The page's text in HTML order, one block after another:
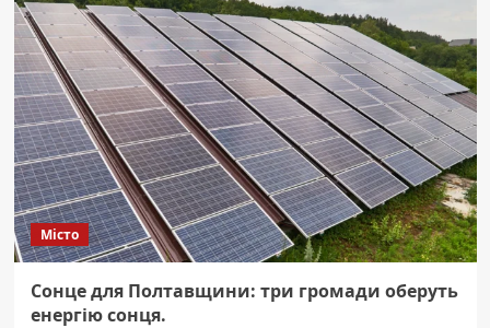
Місто
Сонце для Полтавщини: три громади оберуть
енергію сонця.